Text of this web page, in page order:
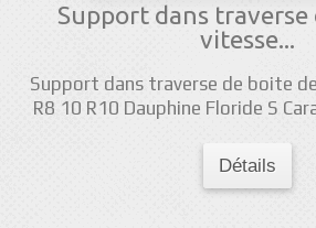
Support dans traverse
vitesse...
Support dans traverse de boite
R8 10 R10 Dauphine Floride S
Détails